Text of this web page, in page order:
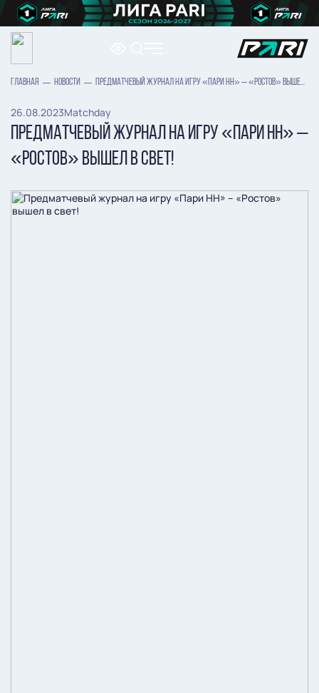
ГЛАВНАЯ НОВОСТИ ПРЕДМАТЧЕВЫЙ ЖУРНАЛ НА ИГРУ «ПАРИ НН» – «РОСТОВ» ВЫШЕЛ В СВЕТ!
26.08.2023Matchday
ПРЕДМАТЧЕВЫЙ ЖУРНАЛ НА ИГРУ «ПАРИ НН» –
«РОСТОВ» ВЫШЕЛ В СВЕТ!